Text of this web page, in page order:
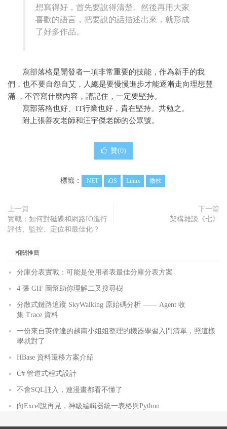
想寫得好，首先要說得清楚。然後再用大家
喜歡的語言，把要說的話描述出來，就形成
了好多作品。
寫部落格是開發者一項非常重要的技能，作為新手的我
們，也不要自怨自艾，人總是要慢慢進步才能逐漸走向理想豐
滿 ，不管寫什麼內容，請記住，一定要堅持。
寫部落格也好、IT行業也好，貴在堅持。共勉之。
附上張善友老師和汪宇傑老師的公眾號。
贊(0)
標籤： .NET iOS Linux 微軟
上一篇
實戰：如何對磁碟和網路IO進行
評估、監控、定位和最佳化？
下一篇
架構雜談《七》
相關推薦
分庫分表實戰：可能是使用者表最佳分庫分表方案
4 張 GIF 圖幫助你理解二叉搜尋樹
分散式鏈路追蹤 SkyWalking 原始碼分析 —— Agent 收
集 Trace 資料
一份來自英偉達的越南小姐姐整理的機器學習入門清單，照這樣
學就對了
HBase 資料遷移方案介紹
C# 管道式程式設計
不會SQL註入，連漫畫都看不懂了
向Excel說再見，神級編輯器統一表格與Python